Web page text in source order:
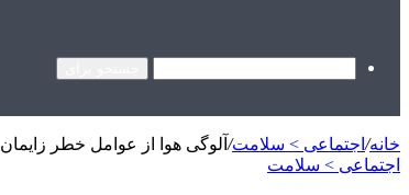
خانه/ اجتماعی > سلامت/ آلوگی هوا از عوامل خطر
اجتماعی > سلامت